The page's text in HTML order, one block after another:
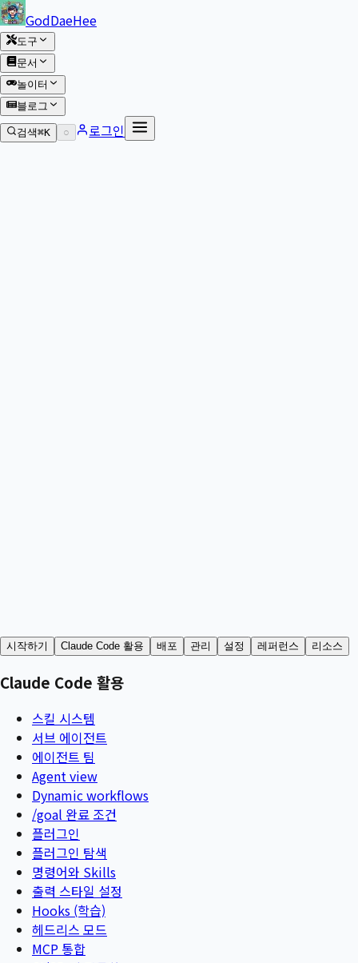
본문 바로가기
GodDaeHee
도구
문서
놀이터
블로그
검색⌘K ○
로그인
시작하기 Claude Code 활용 배포 관리 설정 레퍼런스 리소스
Claude Code 활용
스킬 시스템
서브 에이전트
에이전트 팀
Agent view
Dynamic workflows
/goal 완료 조건
플러그인
플러그인 탐색
명령어와 Skills
출력 스타일 설정
Hooks (학습)
헤드리스 모드
MCP 통합